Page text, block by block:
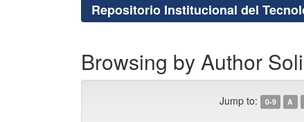
Repositorio Institucional del
Browsing by Author
Jump to: 0-9 A